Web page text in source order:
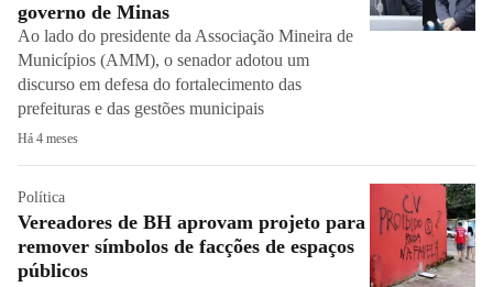
governo de Minas
Ao lado do presidente da Associação Mineira de
Municípios (AMM), o senador adotou um
discurso em defesa do fortalecimento das
prefeituras e das gestões municipais
Há 4 meses
Política
Vereadores de BH aprovam projeto para
remover símbolos de facções de espaços
públicos